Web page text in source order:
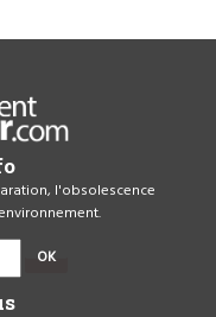
l'obsolescence
OK